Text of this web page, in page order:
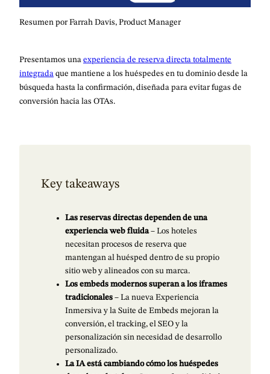
Resumen por Farrah Davis, Product Manager
Presentamos una experiencia de reserva directa totalmente
integrada que mantiene a los huéspedes en tu dominio desde la
búsqueda hasta la confirmación, diseñada para evitar fugas de
conversión hacia las OTAs.
Key takeaways
Las reservas directas dependen de una
experiencia web fluida– Los hoteles
necesitan procesos de reserva que
mantengan al huésped dentro de su propio
sitio web y alineados con su marca.
Los embeds modernos superan a los iframes
tradicionales – La nueva Experiencia
Inmersiva y la Suite de Embeds mejoran la
conversión, el tracking, el SEO y la
personalización sin necesidad de desarrollo
personalizado.
La IA está cambiando cómo los huéspedes